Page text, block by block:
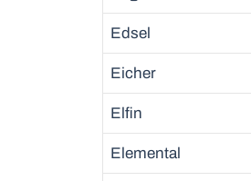
Edsel
Eicher
Elfin
Elemental